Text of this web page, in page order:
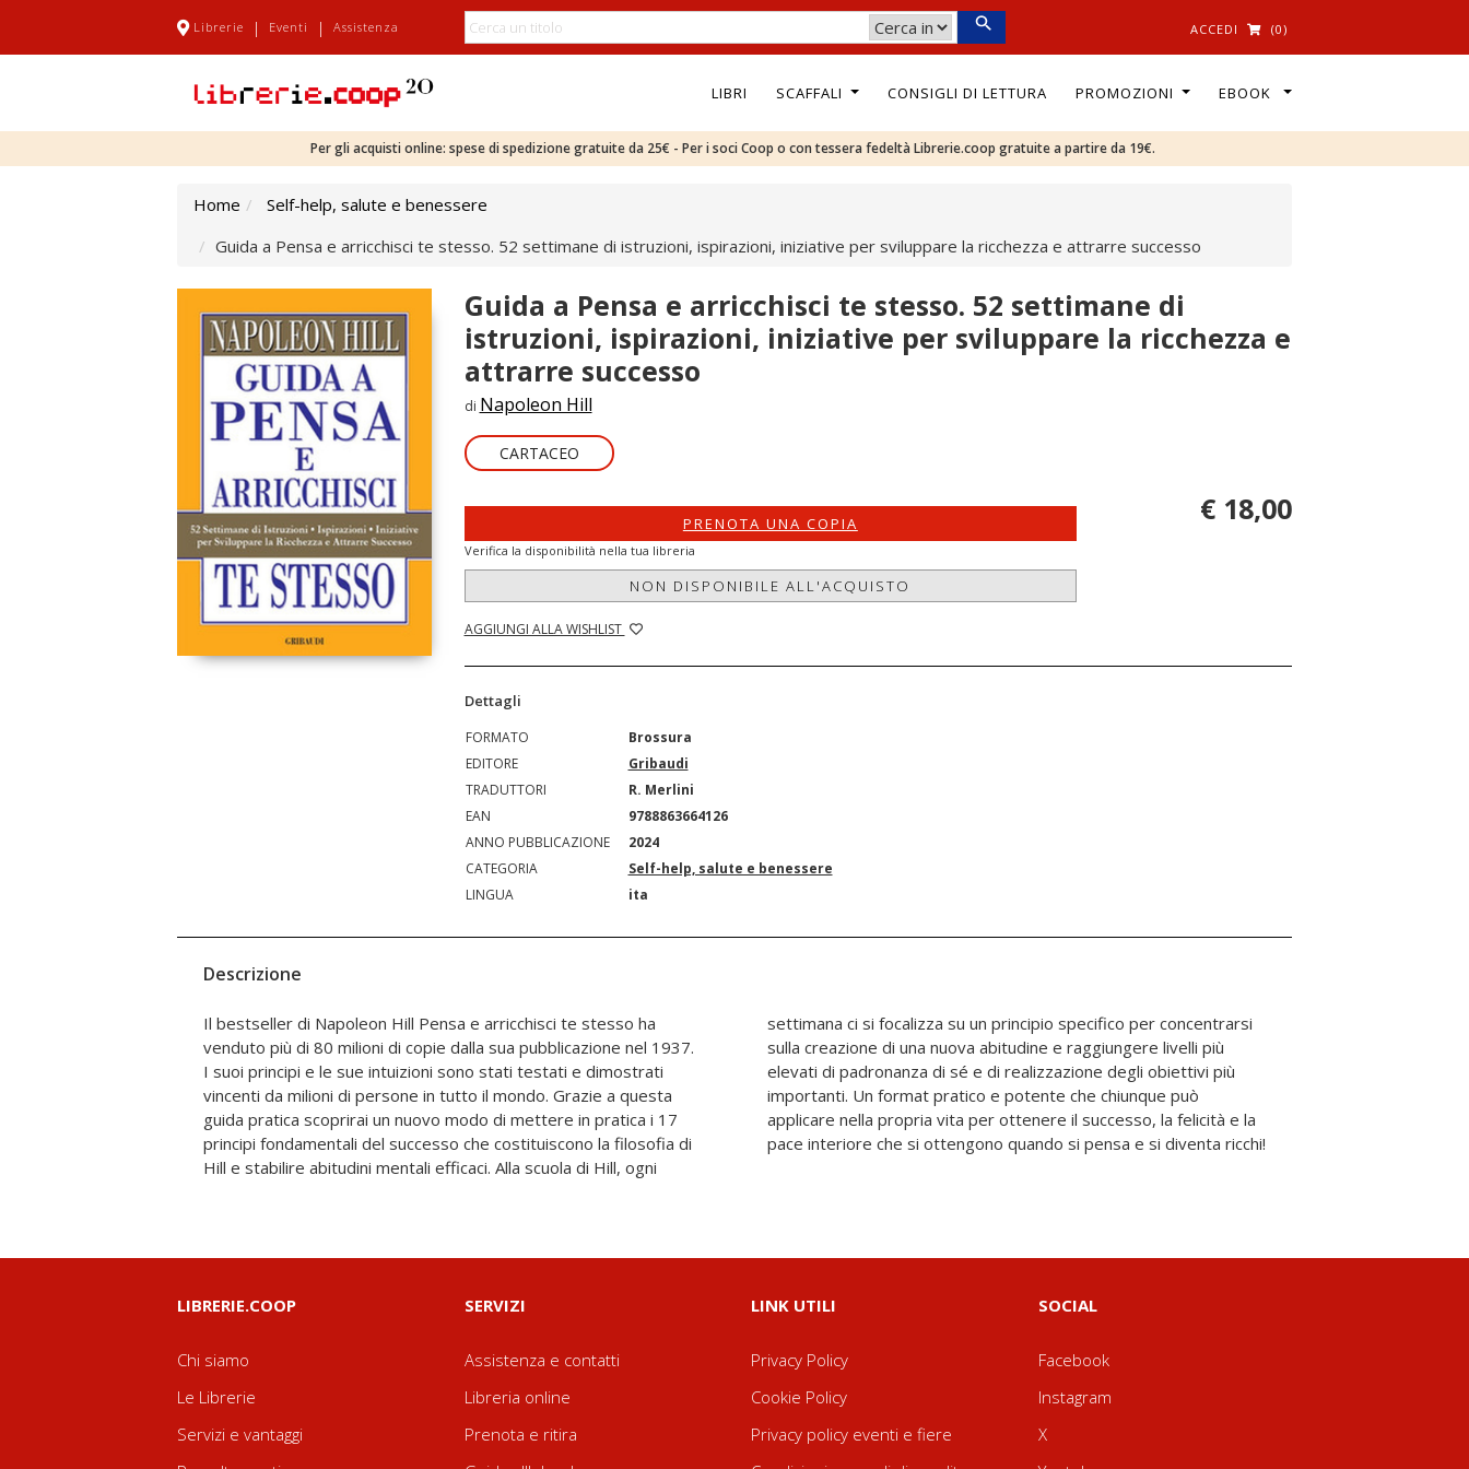
Librerie | Eventi | Assistenza ACCEDI (0)
LIBRI SCAFFALI CONSIGLI DI LETTURA PROMOZIONI EBOOK
Per gli acquisti online: spese di spedizione gratuite da 25€ - Per i soci Coop o con tessera fedeltà Librerie.coop gratuite a partire da 19€.
Home
Self-help, salute e benessere
Guida a Pensa e arricchisci te stesso. 52 settimane di istruzioni, ispirazioni, iniziative per sviluppare la ricchezza e attrarre successo
Guida a Pensa e arricchisci te stesso. 52 settimane di
istruzioni, ispirazioni, iniziative per sviluppare la ricchezza e
attrarre successo
di Napoleon Hill
CARTACEO
PRENOTA UNA COPIA
Verifica la disponibilità nella tua libreria
NON DISPONIBILE ALL'ACQUISTO
AGGIUNGI ALLA WISHLIST
€ 18,00
Dettagli
FORMATO
Brossura
EDITORE
Gribaudi
TRADUTTORI
R. Merlini
EAN
9788863664126
ANNO PUBBLICAZIONE
2024
CATEGORIA
Self-help, salute e benessere
LINGUA
ita
Descrizione
Il bestseller di Napoleon Hill Pensa e arricchisci te stesso ha
venduto più di 80 milioni di copie dalla sua pubblicazione nel 1937.
I suoi principi e le sue intuizioni sono stati testati e dimostrati
vincenti da milioni di persone in tutto il mondo. Grazie a questa
guida pratica scoprirai un nuovo modo di mettere in pratica i 17
principi fondamentali del successo che costituiscono la filosofia di
Hill e stabilire abitudini mentali efficaci. Alla scuola di Hill, ogni
settimana ci si focalizza su un principio specifico per concentrarsi
sulla creazione di una nuova abitudine e raggiungere livelli più
elevati di padronanza di sé e di realizzazione degli obiettivi più
importanti. Un format pratico e potente che chiunque può
applicare nella propria vita per ottenere il successo, la felicità e la
pace interiore che si ottengono quando si pensa e si diventa ricchi!
LIBRERIE.COOP
Chi siamo
Le Librerie
Servizi e vantaggi
SERVIZI
Assistenza e contatti
Libreria online
Prenota e ritira
LINK UTILI
Privacy Policy
Cookie Policy
Privacy policy eventi e fiere
SOCIAL
Facebook
Instagram
X